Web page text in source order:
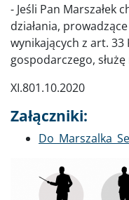
- Jeśli Pan Marszałek
działania,
wynikających z art. 33
gospodarczego,
XI.801.10.2020
Załączniki:
Dokument